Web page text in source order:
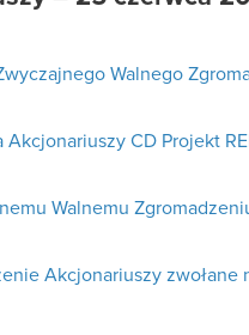
Walnego
CD Projekt
Walnemu
Akcjonariuszy zwołane